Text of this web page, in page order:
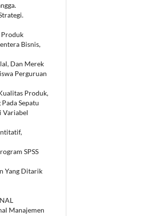
Produk
Bisnis,
Dan Merek
Perguruan
Produk,
Sepatu
Variabel
SPSS
Yang Ditarik
Manajemen